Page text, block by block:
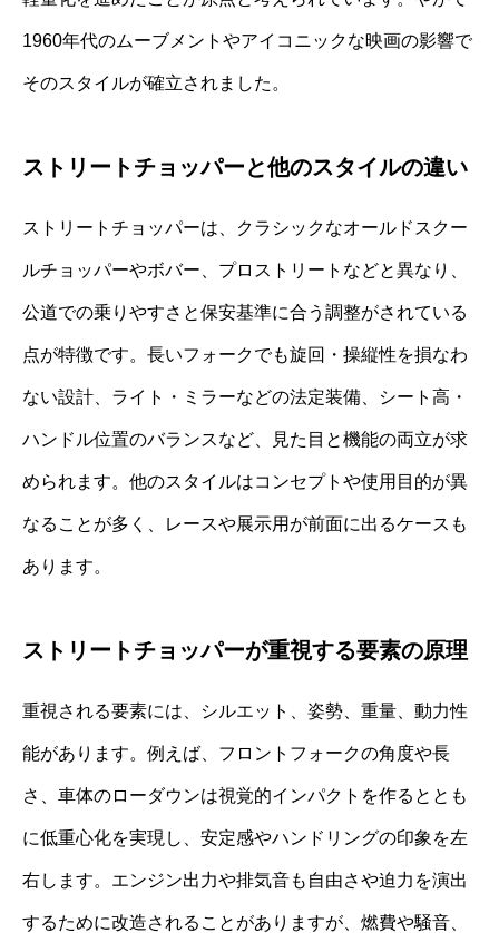
1960年代のムーブメントやアイコニックな映画の影響で
そのスタイルが確立されました。
ストリートチョッパーと他のスタイルの違い
ストリートチョッパーは、クラシックなオールドスクー
ルチョッパーやボバー、プロストリートなどと異なり、
公道での乗りやすさと保安基準に合う調整がされている
点が特徴です。長いフォークでも旋回・操縦性を損なわ
ない設計、ライト・ミラーなどの法定装備、シート高・
ハンドル位置のバランスなど、見た目と機能の両立が求
められます。他のスタイルはコンセプトや使用目的が異
なることが多く、レースや展示用が前面に出るケースも
あります。
ストリートチョッパーが重視する要素の原理
重視される要素には、シルエット、姿勢、重量、動力性
能があります。例えば、フロントフォークの角度や長
さ、車体のローダウンは視覚的インパクトを作るととも
に低重心化を実現し、安定感やハンドリングの印象を左
右します。エンジン出力や排気音も自由さや迫力を演出
するために改造されることがありますが、燃費や騒音、